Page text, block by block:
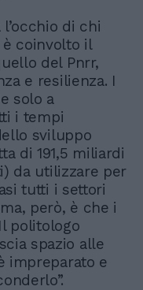
di chi
coinvolto il
del Pnrr,
e resilienza. I
solo a
i tempi
sviluppo
di 191,5 miliardi
da utilizzare per
tutti i settori
però, è che i
politologo
spazio alle
impreparato e